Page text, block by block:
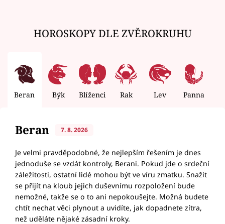
HOROSKOPY DLE ZVĚROKRUHU
Beran Býk Blíženci Rak Lev Panna
Beran 7. 8. 2026
Je velmi pravděpodobné, že nejlepším řešením je dnes
jednoduše se vzdát kontroly, Berani. Pokud jde o srdeční
záležitosti, ostatní lidé mohou být ve víru zmatku. Snažit
se přijít na kloub jejich duševnímu rozpoložení bude
nemožné, takže se o to ani nepokoušejte. Možná budete
chtít nechat věci plynout a uvidíte, jak dopadnete zítra,
než uděláte nějaké zásadní kroky.